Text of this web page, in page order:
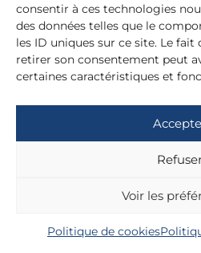
consentir à ces technologies
des données telles que le
les ID uniques sur ce site. Le
retirer son consentement peut
certaines caractéristiques et
Voir les
Politique de cookies
Agence Diane
20 cité
+ 33 (0)1 42
Mentions
Politique de